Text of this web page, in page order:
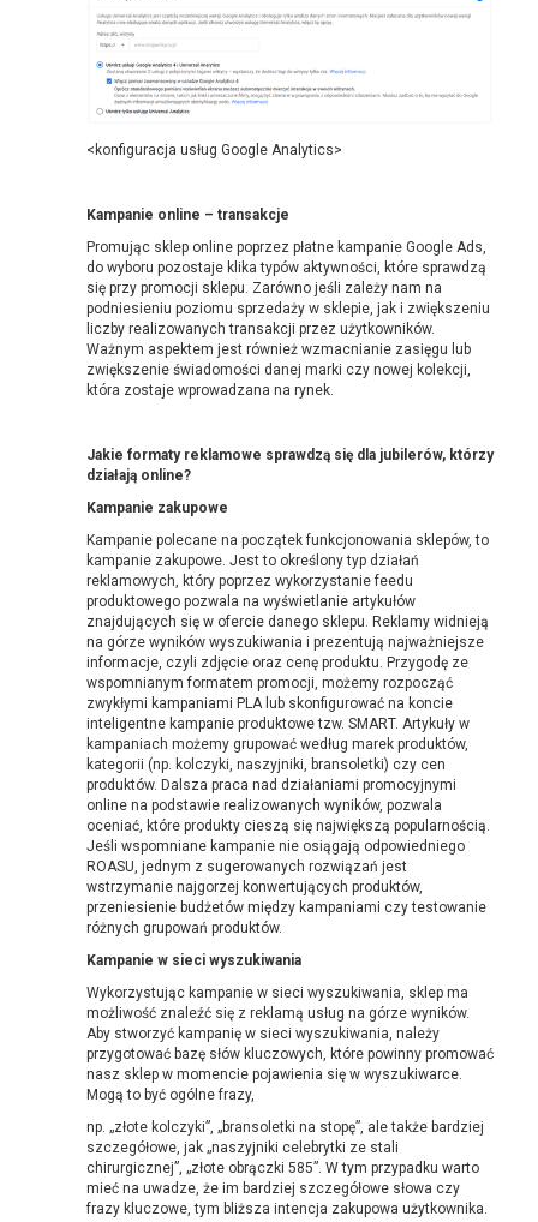
<konfiguracja usług Google Analytics>
Kampanie online – transakcje
Promując sklep online poprzez płatne kampanie Google Ads,
do wyboru pozostaje klika typów aktywności, które sprawdzą
się przy promocji sklepu. Zarówno jeśli zależy nam na
podniesieniu poziomu sprzedaży w sklepie, jak i zwiększeniu
liczby realizowanych transakcji przez użytkowników.
Ważnym aspektem jest również wzmacnianie zasięgu lub
zwiększenie świadomości danej marki czy nowej kolekcji,
która zostaje wprowadzana na rynek.
Jakie formaty reklamowe sprawdzą się dla jubilerów, którzy
działają online?
Kampanie zakupowe
Kampanie polecane na początek funkcjonowania sklepów, to
kampanie zakupowe. Jest to określony typ działań
reklamowych, który poprzez wykorzystanie feedu
produktowego pozwala na wyświetlanie artykułów
znajdujących się w ofercie danego sklepu. Reklamy widnieją
na górze wyników wyszukiwania i prezentują najważniejsze
informacje, czyli zdjęcie oraz cenę produktu. Przygodę ze
wspomnianym formatem promocji, możemy rozpocząć
zwykłymi kampaniami PLA lub skonfigurować na koncie
inteligentne kampanie produktowe tzw. SMART. Artykuły w
kampaniach możemy grupować według marek produktów,
kategorii (np. kolczyki, naszyjniki, bransoletki) czy cen
produktów. Dalsza praca nad działaniami promocyjnymi
online na podstawie realizowanych wyników, pozwala
oceniać, które produkty cieszą się największą popularnością.
Jeśli wspomniane kampanie nie osiągają odpowiedniego
ROASU, jednym z sugerowanych rozwiązań jest
wstrzymanie najgorzej konwertujących produktów,
przeniesienie budżetów między kampaniami czy testowanie
różnych grupowań produktów.
Kampanie w sieci wyszukiwania
Wykorzystując kampanie w sieci wyszukiwania, sklep ma
możliwość znaleźć się z reklamą usług na górze wyników.
Aby stworzyć kampanię w sieci wyszukiwania, należy
przygotować bazę słów kluczowych, które powinny promować
nasz sklep w momencie pojawienia się w wyszukiwarce.
Mogą to być ogólne frazy,
np. „złote kolczyki”, „bransoletki na stopę”, ale także bardziej
szczegółowe, jak „naszyjniki celebrytki ze stali
chirurgicznej”, „złote obrączki 585”. W tym przypadku warto
mieć na uwadze, że im bardziej szczegółowe słowa czy
frazy kluczowe, tym bliższa intencja zakupowa użytkownika.